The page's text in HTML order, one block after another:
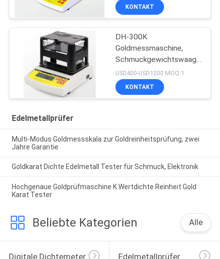
KONTAKT
DH-300K
Goldmessmaschine,
Schmuckgewichtswaage
Gold Tester
Reinheitsdetektor
USD400-USD1200 MOQ:1
KONTAKT
Edelmetallprüfer
Multi-Modus Goldmessskala zur Goldreinheitsprüfung, zwei
Jahre Garantie
Goldkarat Dichte Edelmetall Tester für Schmuck, Elektronik
Hochgenaue Goldprüfmaschine K Wertdichte Reinheit Gold
Karat Tester
Beliebte Kategorien Alle
Digitale Dichtemeter Edelmetallprüfer